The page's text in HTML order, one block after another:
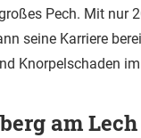
Pech. Mit nur
seine Karriere
Knorpelschaden
am Lech